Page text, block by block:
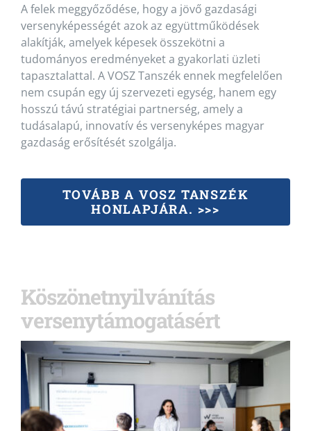
A felek meggyőződése, hogy a jövő gazdasági
versenyképességét azok az együttműködések
alakítják, amelyek képesek összekötni a
tudományos eredményeket a gyakorlati üzleti
tapasztalattal. A VOSZ Tanszék ennek megfelelően
nem csupán egy új szervezeti egység, hanem egy
hosszú távú stratégiai partnerség, amely a
tudásalapú, innovatív és versenyképes magyar
gazdaság erősítését szolgálja.
TOVÁBB A VOSZ TANSZÉK
HONLAPJÁRA. >>>
Köszönetnyilvánítás
versenytámogatásért